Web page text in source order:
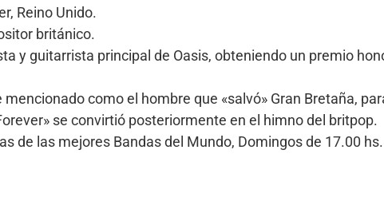
Reino Unido.
británico.
y guitarrista principal de Oasis, obteniendo un premio
como el hombre que «salvó» Gran Bretaña,
se convirtió posteriormente en el himno del britpop.
de las mejores Bandas del Mundo, Domingos de 17.00